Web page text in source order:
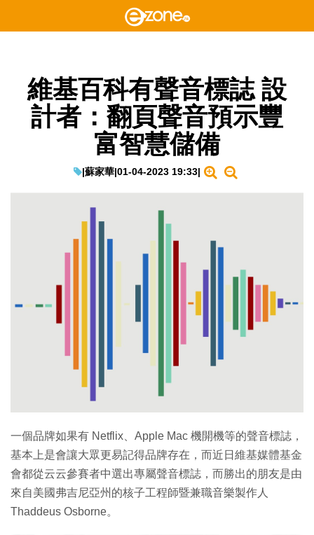
維基百科有聲音標誌 設
計者：翻頁聲音預示豐
富智慧儲備
|蘇家華|01-04-2023 19:33|
一個品牌如果有 Netflix、Apple Mac 機開機等的聲音標誌，
基本上是會讓大眾更易記得品牌存在，而近日維基媒體基金
會都從云云參賽者中選出專屬聲音標誌，而勝出的朋友是由
來自美國弗吉尼亞州的核子工程師暨兼職音樂製作人
Thaddeus Osborne。